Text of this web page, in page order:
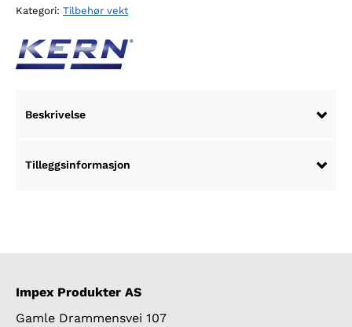
antall
Kategori: Tilbehør vekt
Beskrivelse
Tilleggsinformasjon
Impex Produkter AS
Gamle Drammensvei 107